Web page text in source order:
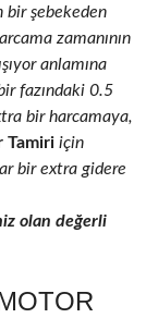
şebekeden
zamanının
anlamına
fazındaki 0.5
bir harcamaya,
Tamiri için
bir extra gidere
olan değerli